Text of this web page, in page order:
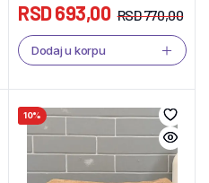
RSD770,00
RSD693,00
Dodaj u korpu
10%